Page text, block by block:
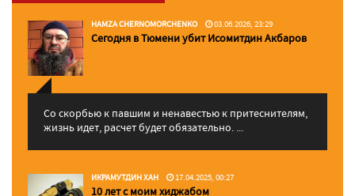
HAMZA CHERNOMORCHENKO 03.06.2026, 23:29
Сегодня в Тюмени убит Исомитдин Акбаров
Со скорбью к павшим и ненавестью к притеснителям,
жизнь идет, расчет будет обязательно. ...
ИКРАМУТДИН ХАН 17.04.2025, 00:27
10 лет с моим хиджабом